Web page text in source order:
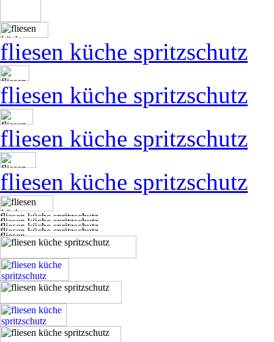
fliesen küche spritzschutz
fliesen küche spritzschutz
fliesen küche spritzschutz
fliesen küche spritzschutz